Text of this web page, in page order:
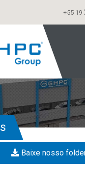
+55 19
Baixe nosso